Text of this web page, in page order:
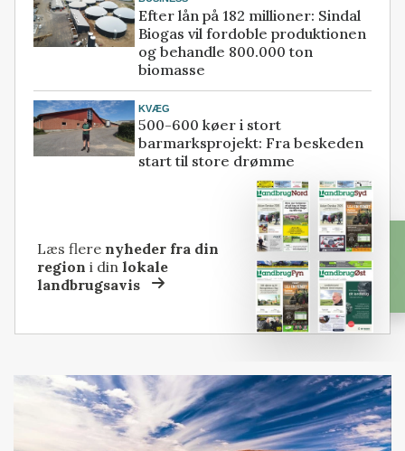
Efter lån på 182 millioner: Sindal
Biogas vil fordoble produktionen
og behandle 800.000 ton
biomasse
KVÆG
500-600 køer i stort
barmarksprojekt: Fra beskeden
start til store drømme
Læs flere nyheder fra din
region i dinlokale
landbrugsavis